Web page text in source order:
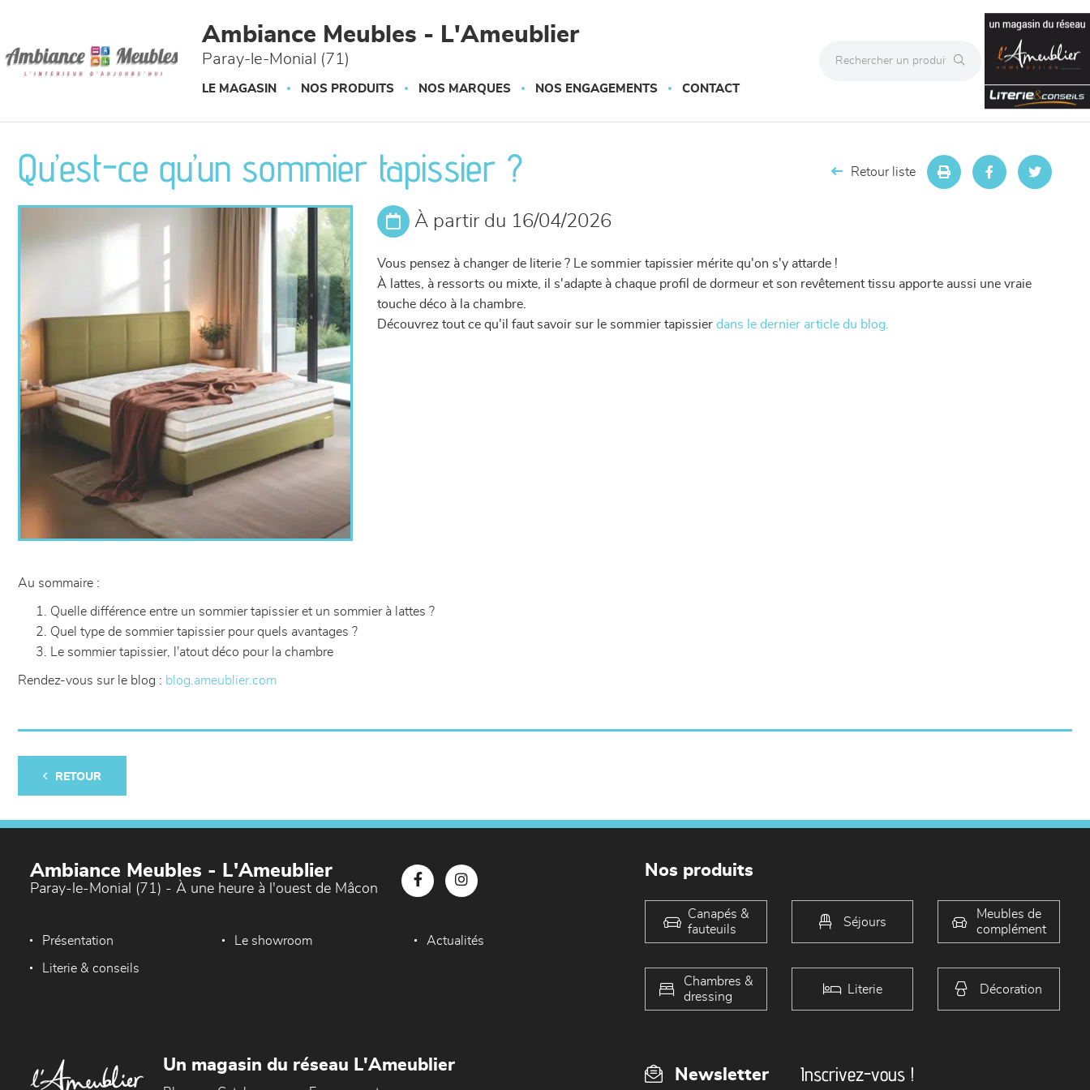
Ambiance Meubles - L'Ameublier
Paray-le-Monial (71)
LE MAGASIN NOS PRODUITS NOS MARQUES NOS ENGAGEMENTS CONTACT
Qu’est-ce qu’un sommier tapissier ? Retour liste
À partir du 16/04/2026
Vous pensez à changer de literie ? Le sommier tapissier mérite qu'on s'y attarde !
À lattes, à ressorts ou mixte, il s'adapte à chaque profil de dormeur et son revêtement tissu apporte aussi une vraie
touche déco à la chambre.
Découvrez tout ce qu'il faut savoir sur le sommier tapissierdans le dernier article du blog.
Au sommaire :
Quelle différence entre un sommier tapissier et un sommier à lattes ?
Quel type de sommier tapissier pour quels avantages ?
Le sommier tapissier, l'atout déco pour la chambre
Rendez-vous sur le blog : blog.ameublier.com
RETOUR
Ambiance Meubles - L'Ameublier
Paray-le-Monial (71) - À une heure à l'ouest de Mâcon
Présentation Le showroom Actualités
Literie & conseils
Nos produits
Canapés &
fauteuils
Séjours
Meubles de
complément
Chambres &
dressing
Literie Décoration
Newsletter Inscrivez-vous !
Un magasin du réseau L'Ameublier